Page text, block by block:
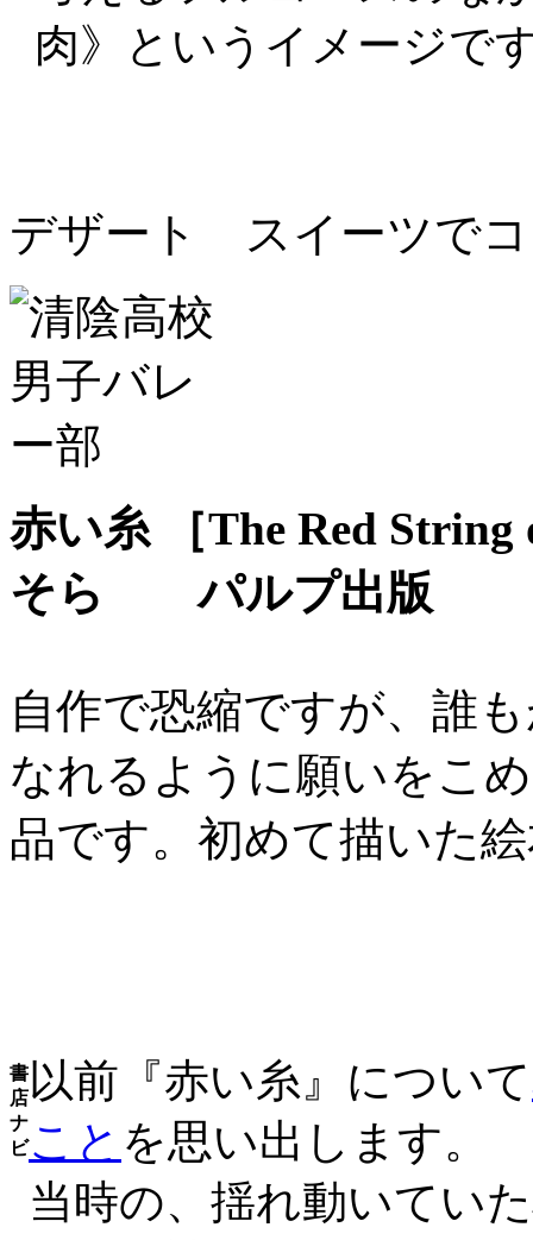
肉》というイメージで
デザート スイーツで
赤い糸 ［The Red String
そら パルプ出版
自作で恐縮ですが、誰
なれるように願いをこ
品です。初めて描いた
書
店
ナ
ビ
以前『赤い糸』について
こと を思い出します。
当時の、揺れ動いてい